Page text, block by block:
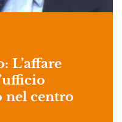
L’affare
nel centro